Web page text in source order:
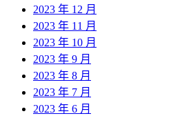
2023 年 12 月
2023 年 11 月
2023 年 10 月
2023 年 9 月
2023 年 8 月
2023 年 7 月
2023 年 6 月